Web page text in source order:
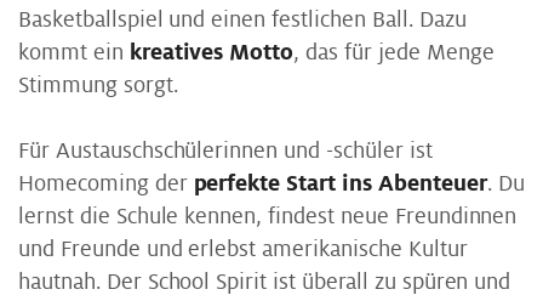
Basketballspiel und einen festlichen Ball. Dazu
kommt ein kreatives Motto, das für jede Menge
Stimmung sorgt.
Für Austauschschülerinnen und -schüler ist
Homecoming der perfekte Start ins Abenteuer. Du
lernst die Schule kennen, findest neue Freundinnen
und Freunde und erlebst amerikanische Kultur
hautnah. Der School Spirit ist überall zu spüren und